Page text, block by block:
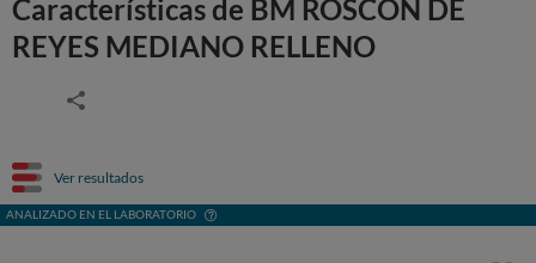
Características de BM ROSCÓN DE
REYES MEDIANO RELLENO
Ver resultados
ANALIZADO EN EL LABORATORIO